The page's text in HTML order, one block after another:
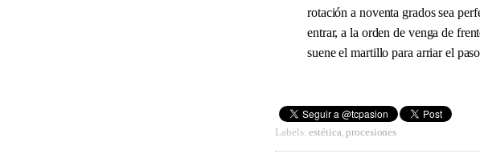
rotación a noventa grados sea
entrar, a la orden de venga de
suene el martillo para arriar el
Labels:estética ,procesiones